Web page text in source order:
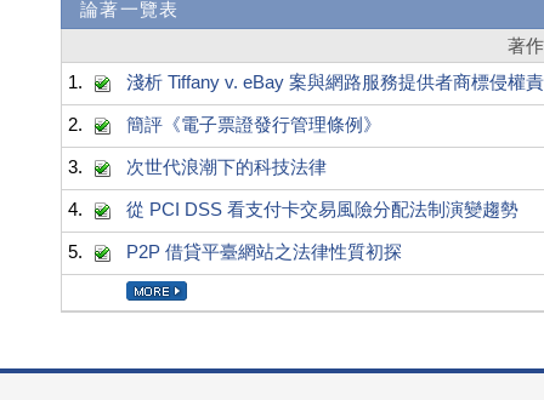
論著一覽表
著
1.
淺析 Tiffany v. eBay 案與網路服務提供者商標侵權
2. 簡評《電子票證發行管理條例》
3. 次世代浪潮下的科技法律
4. 從 PCI DSS 看支付卡交易風險分配法制演變趨勢
5. P2P 借貸平臺網站之法律性質初探